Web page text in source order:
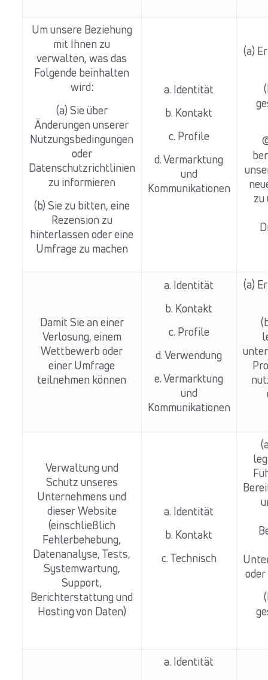
Um unsere Beziehung
mit Ihnen zu
verwalten, was das
Folgende beinhalten
wird:
(a) Sie über
Änderungen unserer
Nutzungsbedingungen
oder
Datenschutzrichtlinien
zu informieren
(b) Sie zu bitten, eine
Rezension zu
hinterlassen oder eine
Umfrage zu machen
a. Identität
b. Kontakt
c. Profile
d. Vermarktung
und
Kommunikationen
(a)
zu
Damit Sie an einer
Verlosung, einem
Wettbewerb oder
einer Umfrage
teilnehmen können
a. Identität
b. Kontakt
c. Profile
d. Verwendung
e. Vermarktung
und
Kommunikationen
(a)
Verwaltung und
Schutz unseres
Unternehmens und
dieser Website
(einschließlich
Fehlerbehebung,
Datenanalyse, Tests,
Systemwartung,
Support,
Berichterstattung und
Hosting von Daten)
a. Identität
b. Kontakt
c. Technisch
a. Identität